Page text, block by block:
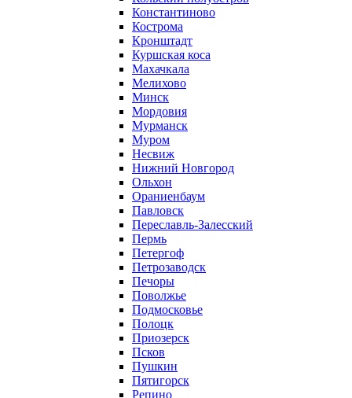
Константиново
Кострома
Кронштадт
Куршская коса
Махачкала
Мелихово
Минск
Мордовия
Мурманск
Муром
Несвиж
Нижний Новгород
Ольхон
Ораниенбаум
Павловск
Переславль-Залесский
Пермь
Петергоф
Петрозаводск
Печоры
Поволжье
Подмосковье
Полоцк
Приозерск
Псков
Пушкин
Пятигорск
Репино